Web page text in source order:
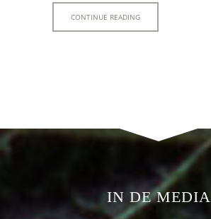
CONTINUE READING
IN DE MEDIA